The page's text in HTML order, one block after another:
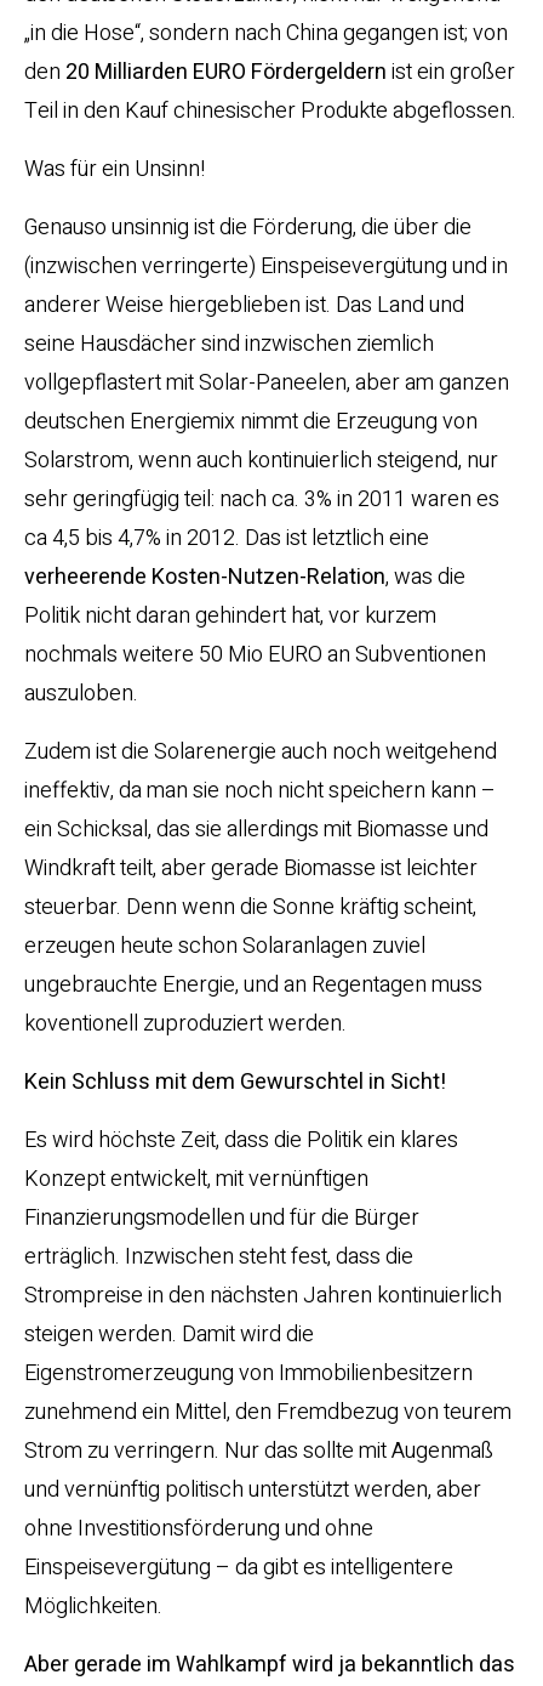
„in die Hose“, sondern nach China gegangen ist; von
den 20 Milliarden EURO Fördergeldernist ein großer
Teil in den Kauf chinesischer Produkte abgeflossen.
Was für ein Unsinn!
Genauso unsinnig ist die Förderung, die über die
(inzwischen verringerte) Einspeisevergütung und in
anderer Weise hiergeblieben ist. Das Land und
seine Hausdächer sind inzwischen ziemlich
vollgepflastert mit Solar-Paneelen, aber am ganzen
deutschen Energiemix nimmt die Erzeugung von
Solarstrom, wenn auch kontinuierlich steigend, nur
sehr geringfügig teil: nach ca. 3% in 2011 waren es
ca 4,5 bis 4,7% in 2012. Das ist letztlich eine
verheerende Kosten-Nutzen-Relation, was die
Politik nicht daran gehindert hat, vor kurzem
nochmals weitere 50 Mio EURO an Subventionen
auszuloben.
Zudem ist die Solarenergie auch noch weitgehend
ineffektiv, da man sie noch nicht speichern kann –
ein Schicksal, das sie allerdings mit Biomasse und
Windkraft teilt, aber gerade Biomasse ist leichter
steuerbar. Denn wenn die Sonne kräftig scheint,
erzeugen heute schon Solaranlagen zuviel
ungebrauchte Energie, und an Regentagen muss
koventionell zuproduziert werden.
Kein Schluss mit dem Gewurschtel in Sicht!
Es wird höchste Zeit, dass die Politik ein klares
Konzept entwickelt, mit vernünftigen
Finanzierungsmodellen und für die Bürger
erträglich. Inzwischen steht fest, dass die
Strompreise in den nächsten Jahren kontinuierlich
steigen werden. Damit wird die
Eigenstromerzeugung von Immobilienbesitzern
zunehmend ein Mittel, den Fremdbezug von teurem
Strom zu verringern. Nur das sollte mit Augenmaß
und vernünftig politisch unterstützt werden, aber
ohne Investitionsförderung und ohne
Einspeisevergütung – da gibt es intelligentere
Möglichkeiten.
Aber gerade im Wahlkampf wird ja bekanntlich das